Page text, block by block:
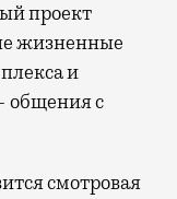
проект
жизненные
и
общения с
смотровая